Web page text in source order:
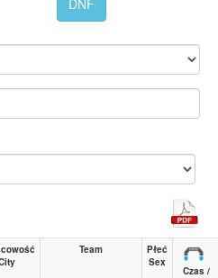
DNF
Team
Płeć
Sex
Czas /